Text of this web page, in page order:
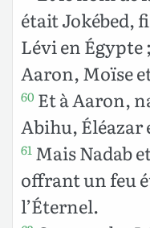
était Jokébed,
Lévi en
Aaron, Moïse
60 Et à Aaron,
Abihu,
61 Mais Nadab
offrant un feu
l’Éternel.